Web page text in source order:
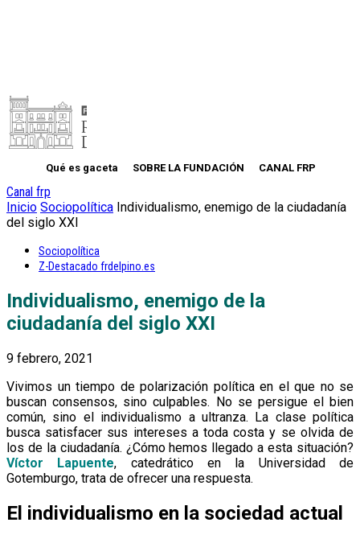
Qué es gaceta SOBRE LA FUNDACIÓN CANAL FRP
Canal frp
Inicio Sociopolítica Individualismo, enemigo de la ciudadanía
del siglo XXI
Sociopolítica
Z-Destacado frdelpino.es
Individualismo, enemigo de la
ciudadanía del siglo XXI
9 febrero, 2021
Vivimos un tiempo de polarización política en el que no se
buscan consensos, sino culpables. No se persigue el bien
común, sino el individualismo a ultranza. La clase política
busca satisfacer sus intereses a toda costa y se olvida de
los de la ciudadanía. ¿Cómo hemos llegado a esta situación?
Víctor Lapuente, catedrático en la Universidad de
Gotemburgo, trata de ofrecer una respuesta.
El individualismo en la sociedad actual